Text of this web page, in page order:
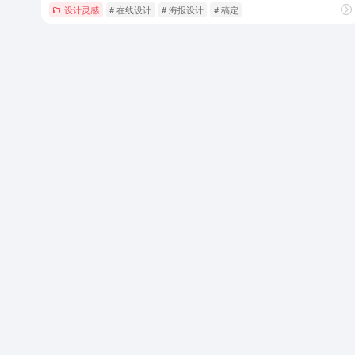
设计灵感 # 在线设计 # 海报设计 # 稿定